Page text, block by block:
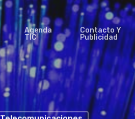
Agenda
TIC
Contacto Y
Publicidad